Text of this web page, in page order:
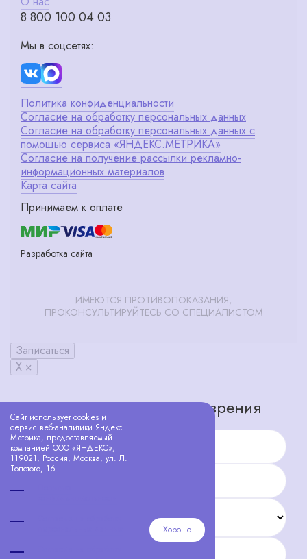
8 800 100 04 03
Мы в соцсетях:
Политика конфиденциальности
Согласие на обработку персональных данных
Согласие на обработку персональных данных с
помощью сервиса «ЯНДЕКС.МЕТРИКА»
Согласие на получение рассылки рекламно-
информационных материалов
Карта сайта
Принимаем к оплате
Разработка сайта
ИМЕЮТСЯ ПРОТИВОПОКАЗАНИЯ,
ПРОКОНСУЛЬТИРУЙТЕСЬ СО СПЕЦИАЛИСТОМ
Сайт использует cookies и
сервис веб-аналитики Яндекс
Метрика, предоставляемый
компанией ООО «ЯНДЕКС»,
119021, Россия, Москва, ул. Л.
Толстого, 16.
Хорошо
Записаться
X ×
Запишитесь на проверку зрения
Имя